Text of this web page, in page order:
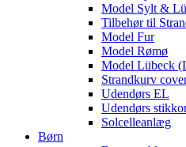
Model Sylt &
Tilbehør til
Model Fur
Model Rømø
Model Lübeck
Strandkurv
Udendørs EL
Udendørs
Solcelleanlæg
Børn